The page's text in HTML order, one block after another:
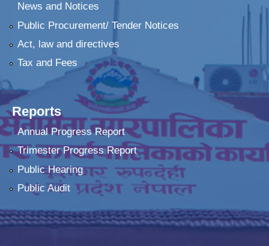
News and Notices
Public Procurement/ Tender Notices
Act, law and directives
Tax and Fees
Reports
Annual Progress Report
Trimester Progress Report
Public Hearing
Public Audit